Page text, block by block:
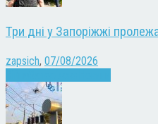
Три дні у Запоріжжі
zapsich, 07/08/2026